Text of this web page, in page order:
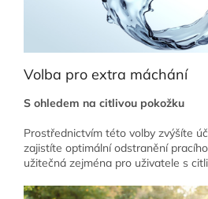
Volba pro extra máchání
S ohledem na citlivou pokožku
Prostřednictvím této volby zvýšíte
zajistíte optimální odstranění
užitečná zejména pro uživatele s